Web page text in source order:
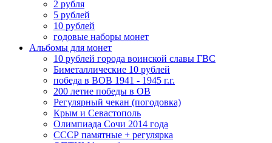
2 рубля
5 рублей
10 рублей
годовые наборы монет
Альбомы для монет
10 рублей города воинской славы ГВС
Биметаллические 10 рублей
победа в ВОВ 1941 - 1945 г.г.
200 летие победы в ОВ
Регулярный чекан (погодовка)
Крым и Севастополь
Олимпиада Сочи 2014 года
СССР памятные + регулярка